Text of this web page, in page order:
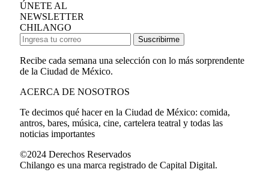
ÚNETE AL
NEWSLETTER
CHILANGO
Suscribirme
Recibe cada semana una selección con lo más sorprendente
de la Ciudad de México.
ACERCA DE NOSOTROS
Te decimos qué hacer en la Ciudad de México: comida,
antros, bares, música, cine, cartelera teatral y todas las
noticias importantes
©2024 Derechos Reservados
Chilango es una marca registrado de Capital Digital.